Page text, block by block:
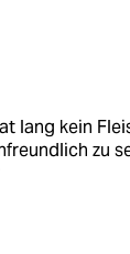
lang kein
zu